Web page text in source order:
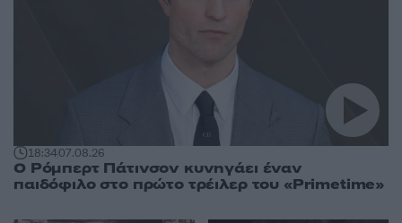
18:3407.08.26
Ο Ρόμπερτ Πάτινσον κυνηγάει έναν
παιδόφιλο στο πρώτο τρέιλερ του «Primetime»